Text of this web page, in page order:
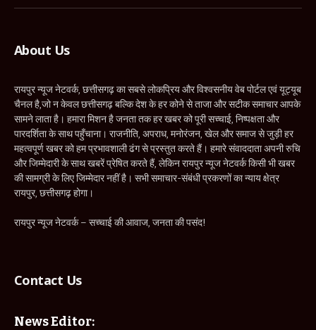
About Us
रायपुर न्यूज नेटवर्क, छत्तीसगढ़ का सबसे लोकप्रिय और विश्वसनीय वेब पोर्टल एवं यूट्यूब
चैनल है,जो न केवल छत्तीसगढ़ बल्कि देश के हर कोने से ताजा और सटीक समाचार आपके
सामने लाता है। हमारा मिशन है जनता तक हर खबर को पूरी सच्चाई, निष्पक्षता और
पारदर्शिता के साथ पहुँचाना। राजनीति, अपराध, मनोरंजन, खेल और समाज से जुड़ी हर
महत्वपूर्ण खबर को हम प्रभावशाली ढंग से प्रस्तुत करते हैं। हमारे संवाददाता अपनी रुचि
और जिम्मेदारी के साथ खबरें प्रेषित करते हैं, लेकिन रायपुर न्यूज नेटवर्क किसी भी खबर
की सामग्री के लिए जिम्मेदार नहीं है। सभी समाचार-संबंधी प्रकरणों का न्याय क्षेत्र
रायपुर, छत्तीसगढ़ होगा।
रायपुर न्यूज नेटवर्क – सच्चाई की आवाज, जनता की पसंद!
Contact Us
News Editor: